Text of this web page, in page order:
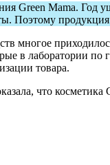
Green Mama. Год
Поэтому продукция
многое
в лаборатории по
товара.
что